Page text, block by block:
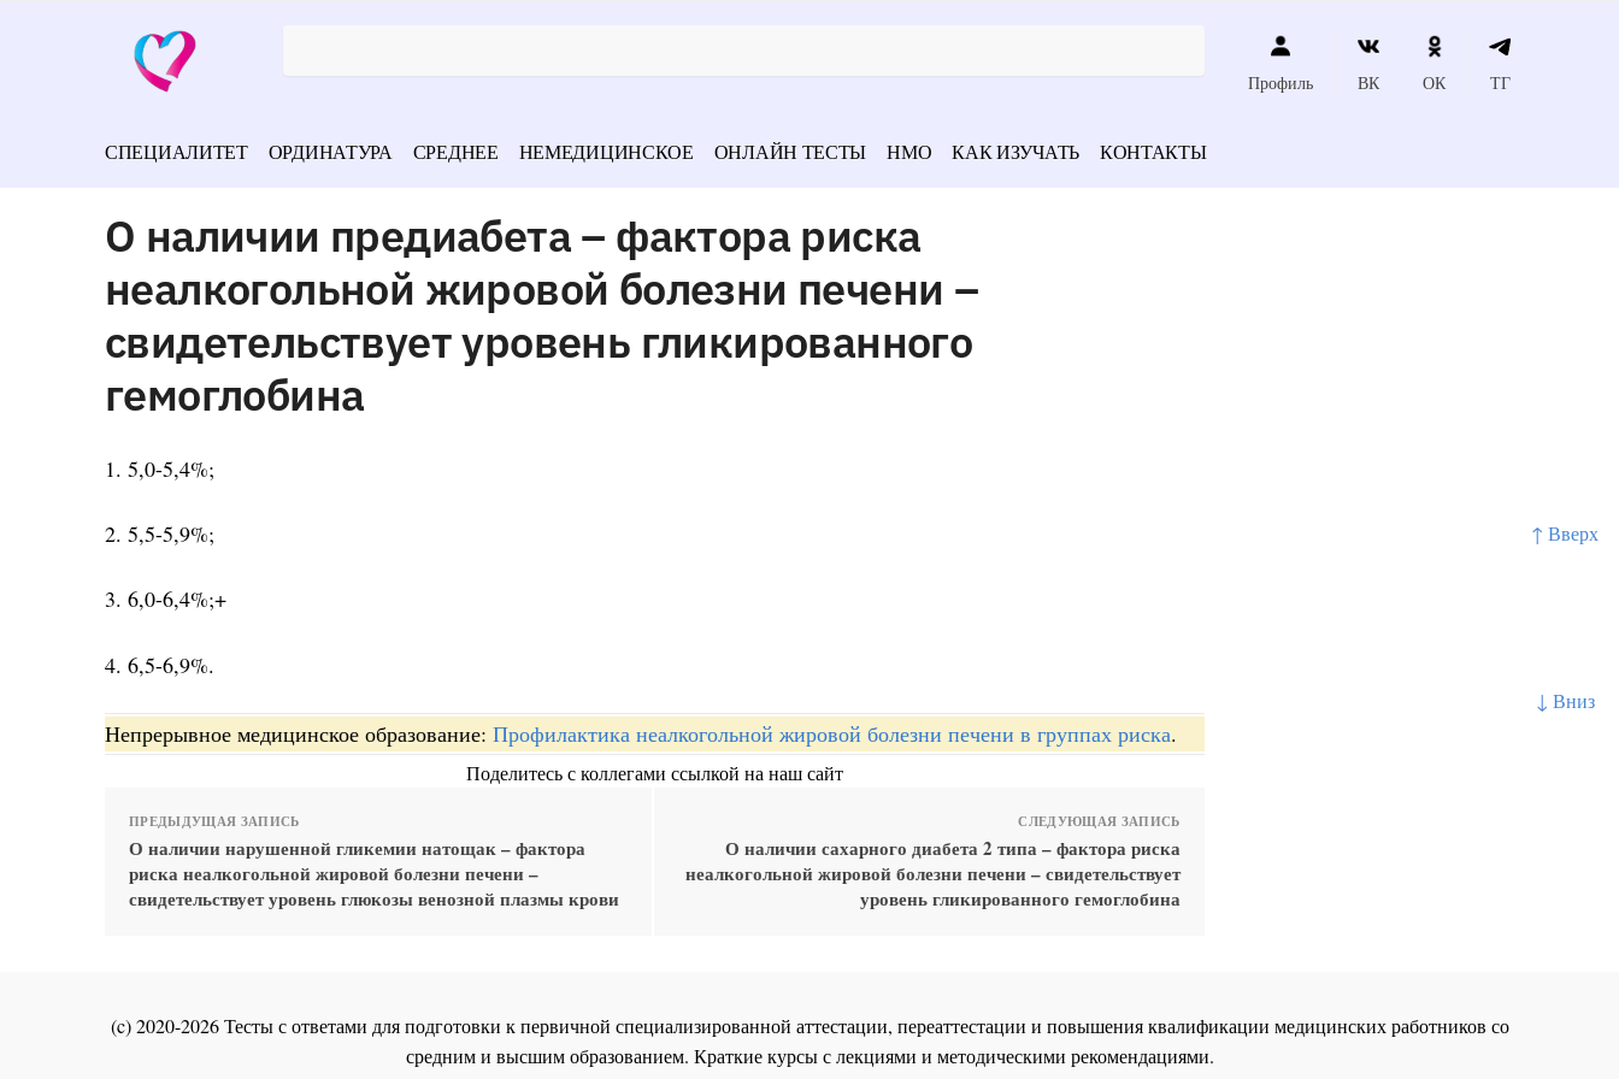
↑ Вверх
↓ Вниз
Профиль ВК ОК ТГ
СПЕЦИАЛИТЕТ ОРДИНАТУРА СРЕДНЕЕ НЕМЕДИЦИНСКОЕ ОНЛАЙН ТЕСТЫ НМО КАК ИЗУЧАТЬ КОНТАКТЫ
О наличии предиабета – фактора риска
неалкогольной жировой болезни печени –
свидетельствует уровень гликированного
гемоглобина
1. 5,0-5,4%;
2. 5,5-5,9%;
3. 6,0-6,4%;+
4. 6,5-6,9%.
Непрерывное медицинское образование: Профилактика неалкогольной жировой болезни печени в группах риска.
Поделитесь с коллегами ссылкой на наш сайт
ПРЕДЫДУЩАЯ ЗАПИСЬ
О наличии нарушенной гликемии натощак – фактора
риска неалкогольной жировой болезни печени –
свидетельствует уровень глюкозы венозной плазмы крови
СЛЕДУЮЩАЯ ЗАПИСЬ
О наличии сахарного диабета 2 типа – фактора риска
неалкогольной жировой болезни печени – свидетельствует
уровень гликированного гемоглобина
(c) 2020-2026 Тесты с ответами для подготовки к первичной специализированной аттестации, переаттестации и повышения квалификации медицинских работников со
средним и высшим образованием. Краткие курсы с лекциями и методическими рекомендациями.